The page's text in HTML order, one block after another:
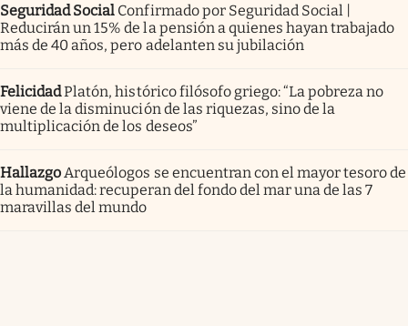
Seguridad Social Confirmado por Seguridad Social |
Reducirán un 15% de la pensión a quienes hayan trabajado
más de 40 años, pero adelanten su jubilación
FelicidadPlatón, histórico filósofo griego: “La pobreza no
viene de la disminución de las riquezas, sino de la
multiplicación de los deseos”
Hallazgo Arqueólogos se encuentran con el mayor tesoro de
la humanidad: recuperan del fondo del mar una de las 7
maravillas del mundo